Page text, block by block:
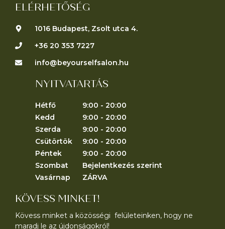
ELÉRHETŐSÉG
1016 Budapest, Zsolt utca 4.
+36 20 353 7227
info@beyourselfsalon.hu
NYITVATARTÁS
Hétfő
Kedd
Szerda
Csütörtök
Péntek
Szombat
Vasárnap
9:00 - 20:00
9:00 - 20:00
9:00 - 20:00
9:00 - 20:00
9:00 - 20:00
Bejelentkezés szerint
ZÁRVA
KÖVESS MINKET!
Kövess minket a közösségi felületeinken, hogy ne
maradj le az újdonságokról!